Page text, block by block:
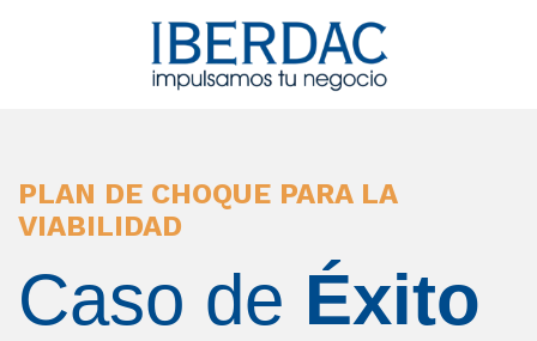
PLAN DE CHOQUE PARA LA
VIABILIDAD
Caso de Éxito